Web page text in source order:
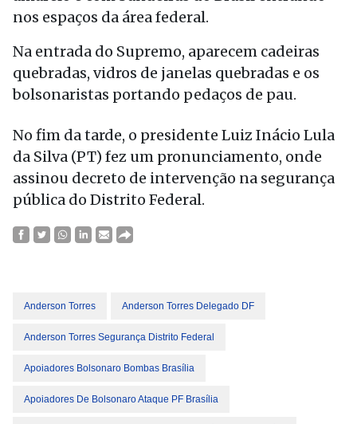
nos espaços da área federal.
Na entrada do Supremo, aparecem cadeiras
quebradas, vidros de janelas quebradas e os
bolsonaristas portando pedaços de pau.
No fim da tarde, o presidente Luiz Inácio Lula
da Silva (PT) fez um pronunciamento, onde
assinou decreto de intervenção na segurança
pública do Distrito Federal.
Anderson Torres Anderson Torres Delegado DF
Anderson Torres Segurança Distrito Federal
Apoiadores Bolsonaro Bombas Brasília
Apoiadores De Bolsonaro Ataque PF Brasília